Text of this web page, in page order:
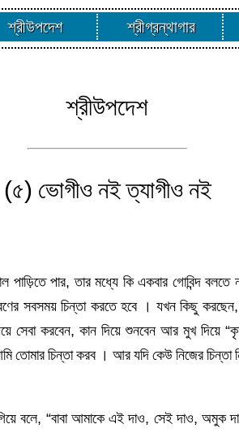
শ্রীউপদেশ শ্রীগ্রন্থাগার
শ্রীউপদেশ
(৫) ভোগীও নই ত্যাগীও নই
পাড়িতে পার, তার মধ্যে কি একবার গোবিন্দ
সবসময় চিন্তা করতে হবে । যখন কিছু
সেবা করবেন, কান দিয়ে শুনবেন আর মুখ দিয়ে
তোমার চিন্তা করব । আর যদি কেউ নিজের
গিয়ে বলে, “বাবা আমাকে এই দাও, সেই দাও, অমুক